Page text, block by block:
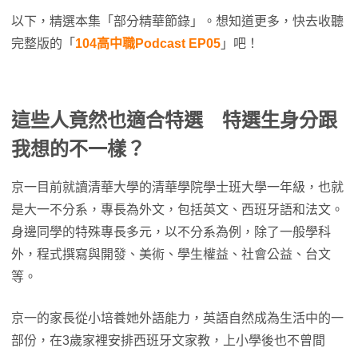
以下，精選本集「部分精華節錄」。想知道更多，快去收聽
完整版的「 104高中職Podcast EP05 」吧！
這些人竟然也適合特選 特選生身分跟
我想的不一樣？
京一目前就讀清華大學的清華學院學士班大學一年級，也就
是大一不分系，專長為外文，包括英文、西班牙語和法文。
身邊同學的特殊專長多元，以不分系為例，除了一般學科
外，程式撰寫與開發、美術、學生權益、社會公益、台文
等。
京一的家長從小培養她外語能力，英語自然成為生活中的一
部份，在3歲家裡安排西班牙文家教，上小學後也不曾間